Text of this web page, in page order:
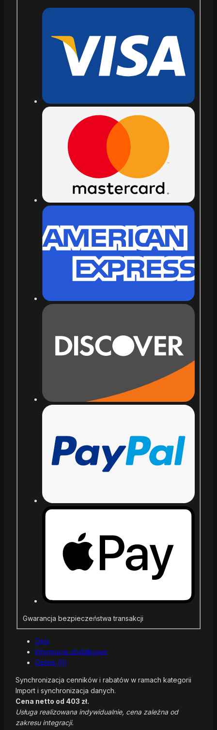
Gwarancja bezpieczeństwa transakcji
Opis
Informacje dodatkowe
Opinie (0)
Synchronizacja cenników i rabatów w ramach kategorii
Import i synchronizacja danych.
Cena netto od 403 zł.
Usługa realizowana indywidualnie, cena zależna od
zakresu integracji.